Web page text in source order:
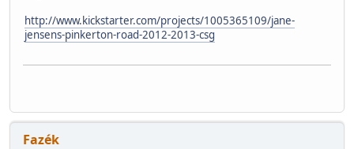
http://www.kickstarter.com/projects/1005365109/jane-
jensens-pinkerton-road-2012-2013-csg
Fazék